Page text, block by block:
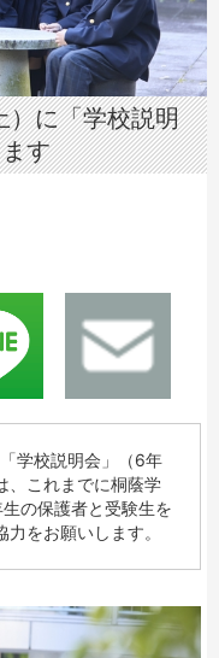
）に「学校説明
す
学校説明会」（6年
、これまでに桐蔭学
の保護者と受験生を
をお願いします。